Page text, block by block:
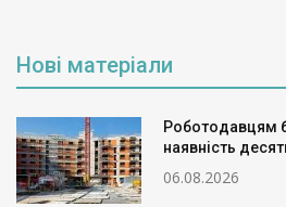
Нові матеріали
Роботодавцям
наявність
06.08.2026